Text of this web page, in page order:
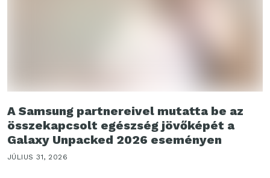
A Samsung partnereivel mutatta be az
összekapcsolt egészség jövőképét a
Galaxy Unpacked 2026 eseményen
JÚLIUS 31, 2026